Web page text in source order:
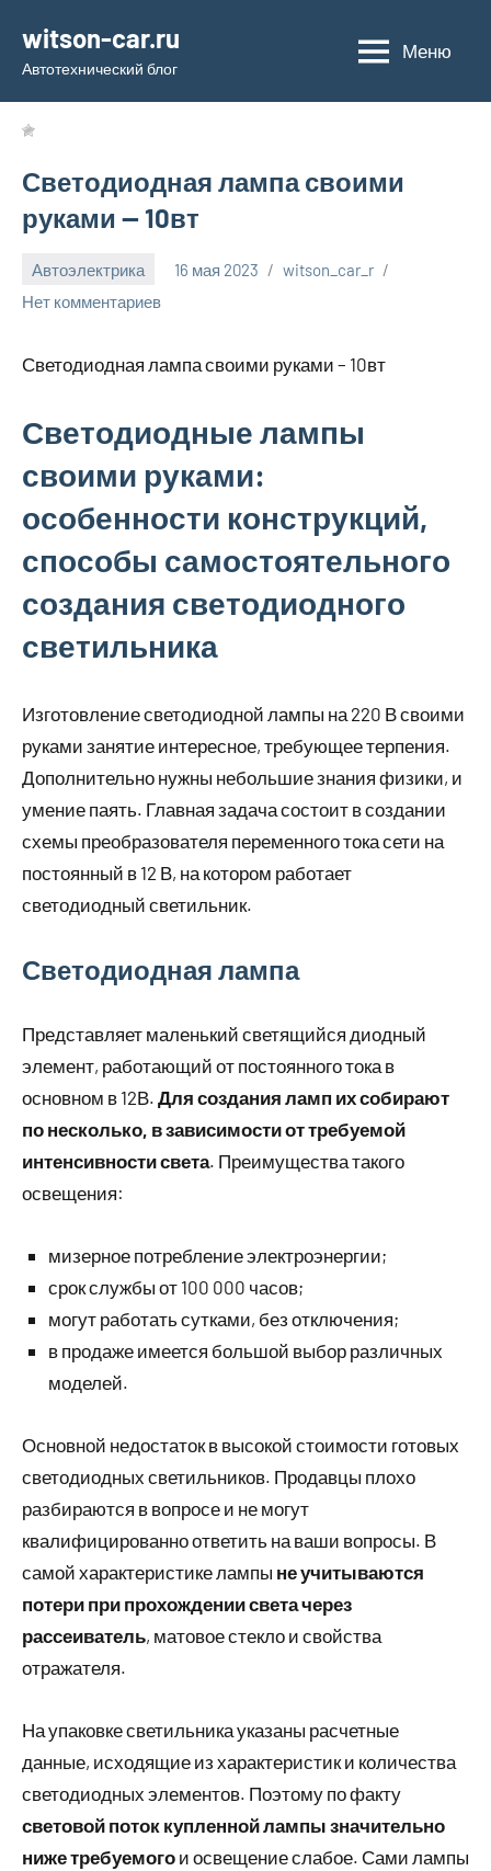
содержимому
witson-car.ru
Автотехнический блог
Меню
Светодиодная лампа своими
руками — 10вт
Автоэлектрика 16 мая 2023
witson_car_r
Нет комментариев
Светодиодная лампа своими руками – 10вт
Светодиодные лампы
своими руками:
особенности конструкций,
способы самостоятельного
создания светодиодного
светильника
Изготовление светодиодной лампы на 220 В своими
руками занятие интересное, требующее терпения.
Дополнительно нужны небольшие знания физики, и
умение паять. Главная задача состоит в создании
схемы преобразователя переменного тока сети на
постоянный в 12 В, на котором работает
светодиодный светильник.
Светодиодная лампа
Представляет маленький светящийся диодный
элемент, работающий от постоянного тока в
основном в 12В. Для создания ламп их собирают
по несколько, в зависимости от требуемой
интенсивности света. Преимущества такого
освещения:
мизерное потребление электроэнергии;
срок службы от 100 000 часов;
могут работать сутками, без отключения;
в продаже имеется большой выбор различных
моделей.
Основной недостаток в высокой стоимости готовых
светодиодных светильников. Продавцы плохо
разбираются в вопросе и не могут
квалифицированно ответить на ваши вопросы. В
самой характеристике лампы не учитываются
потери при прохождении света через
рассеиватель, матовое стекло и свойства
отражателя.
На упаковке светильника указаны расчетные
данные, исходящие из характеристик и количества
светодиодных элементов. Поэтому по факту
световой поток купленной лампы значительно
ниже требуемого и освещение слабое. Сами лампы